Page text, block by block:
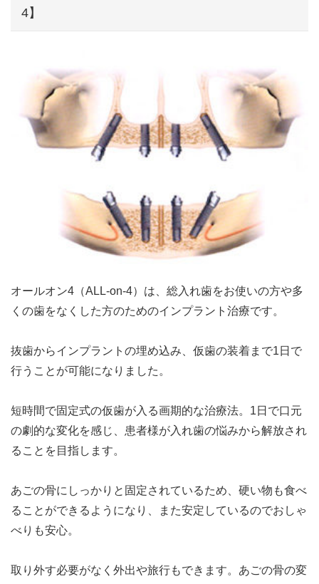
4】
オールオン4（ALL-on-4）は、総入れ歯をお使いの方や多
くの歯をなくした方のためのインプラント治療です。
抜歯からインプラントの埋め込み、仮歯の装着まで1日で
行うことが可能になりました。
短時間で固定式の仮歯が入る画期的な治療法。1日で口元
の劇的な変化を感じ、患者様が入れ歯の悩みから解放され
ることを目指します。
あごの骨にしっかりと固定されているため、硬い物も食べ
ることができるようになり、また安定しているのでおしゃ
べりも安心。
取り外す必要がなく外出や旅行もできます。あごの骨の変